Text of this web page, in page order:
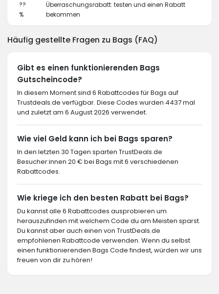
??
%
Überraschungsrabatt: testen und einen Rabatt
bekommen
Häufig gestellte Fragen zu Bags (FAQ)
Gibt es einen funktionierenden Bags
Gutscheincode?
In diesem Moment sind 6 Rabattcodes für Bags auf
Trustdeals.de verfügbar. Diese Codes wurden 4437 mal
und zuletzt am 6 August 2026 verwendet.
Wie viel Geld kann ich bei Bags sparen?
In den letzten 30 Tagen sparten TrustDeals.de
Besucher:innen 20 € bei Bags mit 6 verschiedenen
Rabattcodes.
Wie kriege ich den besten Rabatt bei Bags?
Du kannst alle 6 Rabattcodes ausprobieren um
herauszufinden mit welchem Code du am Meisten sparst.
Du kannst aber auch einen von TrustDeals.de
empfohlenen Rabattcode verwenden. Wenn du selbst
einen funktionierenden Bags Code findest, würden wir uns
freuen von dir zu hören!